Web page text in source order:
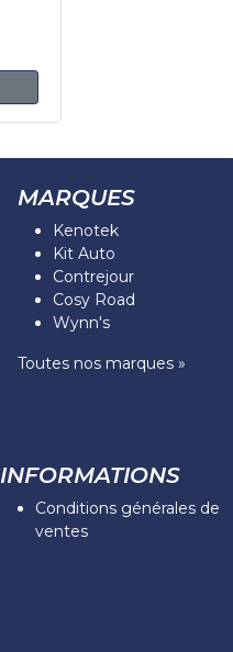
MARQUES
Kenotek
Kit Auto
Contrejour
Cosy Road
Wynn's
Toutes nos marques »
INFORMATIONS
Conditions générales de
ventes